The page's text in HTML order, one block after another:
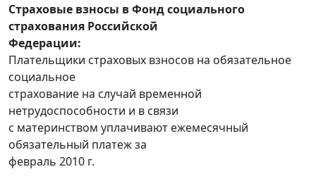
Страховые взносы в Фонд социального
страхования Российской
Федерации:
Плательщики страховых взносов на обязательное
социальное
страхование на случай временной
нетрудоспособности и в связи
с материнством уплачивают ежемесячный
обязательный платеж за
февраль 2010 г.